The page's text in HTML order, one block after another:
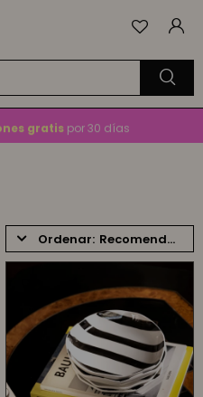
compras mayores a$1.500
gratis por 30 días
Recomendados